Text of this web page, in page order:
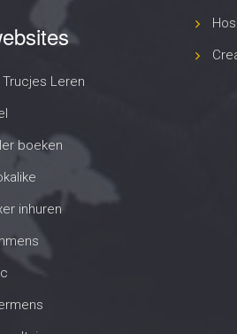
Leren
boeken
inhuren